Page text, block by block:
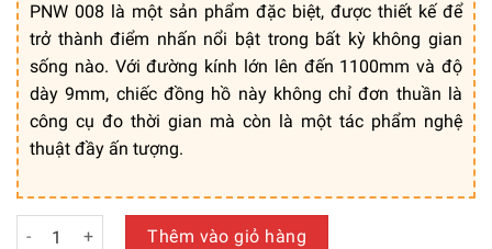
PNW 008 là một sản phẩm đặc biệt, được thiết kế để
trở thành điểm nhấn nổi bật trong bất kỳ không gian
sống nào. Với đường kính lớn lên đến 1100mm và độ
dày 9mm, chiếc đồng hồ này không chỉ đơn thuần là
công cụ đo thời gian mà còn là một tác phẩm nghệ
thuật đầy ấn tượng.
Đồng Hồ Gỗ Treo Tường Sang Trọng và Nghệ Thuật - Mã:
Thêm vào giỏ hàng